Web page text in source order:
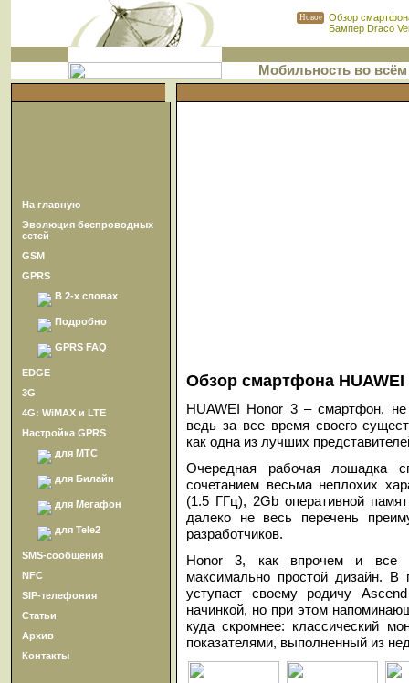
Обзор
Бампер Draco
Новое
Мобильность во всём
На главную
Эволюция беспроводных
сетей
GSM
GPRS
В 2-х словах
Подробно
GPRS FAQ
EDGE
3G
4G: WiMAX и LTE
Настройка GPRS
для МТС
для Билайн
для Мегафон
для Tele2
SMS-сообщения
NFC
SIP-телефония
Статьи
Архив
Контакты
Обзор смартфона HUAWEI
HUAWEI Honor 3 – смартфон,
ведь за все время своего
как одна из лучших
Очередная рабочая лошадка
сочетанием весьма неплохих
(1.5 ГГц), 2Gb оперативной
далеко не весь перечень
разработчиков.
Honor 3, как впрочем и все
максимально простой дизайн.
уступает своему родичу
начинкой, но при этом
куда скромнее: классический
показателями, выполненный из